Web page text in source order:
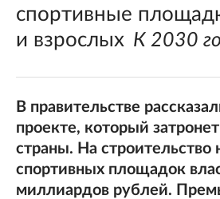
спортивные
и взрослых К 2030
В правительстве
проекте, который
страны. На
спортивных площадок
миллиардов рублей.